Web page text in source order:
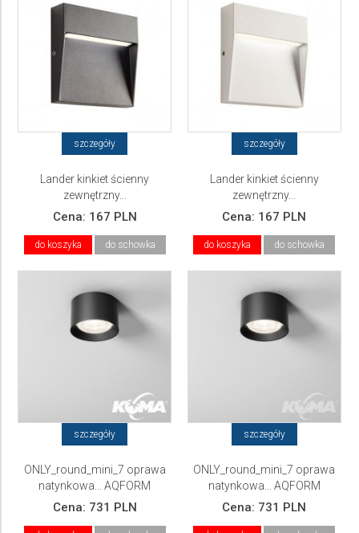
szczegóły
Lander kinkiet ścienny
zewnętrzny...
Cena: 167 PLN
do koszyka do schowka
szczegóły
Lander kinkiet ścienny
zewnętrzny...
Cena: 167 PLN
do koszyka do schowka
szczegóły
ONLY_round_mini_7 oprawa
natynkowa... AQFORM
Cena: 731 PLN
szczegóły
ONLY_round_mini_7 oprawa
natynkowa... AQFORM
Cena: 731 PLN